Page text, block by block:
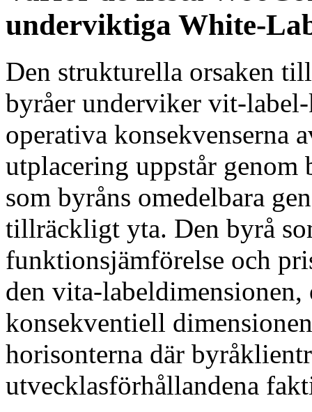
underviktiga White-
Den strukturella orsaken
byråer underviker vit-
operativa konsekvenserna
utplacering uppstår
som byråns omedelbara
tillräckligt yta. Den byrå
funktionsjämförelse och
den vita-
konsekventiell
horisonterna där
utvecklasförhållandena